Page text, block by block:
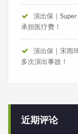
演出保｜
承担医疗费！
演出保｜宋雨
多次演出事故！
近期评论